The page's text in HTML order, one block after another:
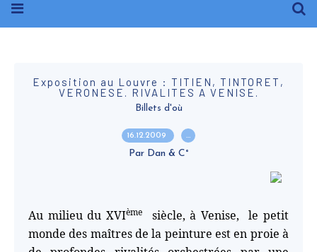
Exposition au Louvre : TITIEN, TINTORET,
VERONESE. RIVALITES A VENISE.
Billets d'où
16.12.2009 …
Par Dan & C°
Au milieu du XVIème siècle, à Venise,
le petit
monde des maîtres de la peinture est en proie à